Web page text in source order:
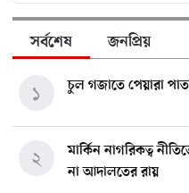
সর্বশেষ জনপ্রিয়
চুল গজাতে পেয়ারা
১
মার্কিন নাগরিকত্ব
না আদালতের রায়
২